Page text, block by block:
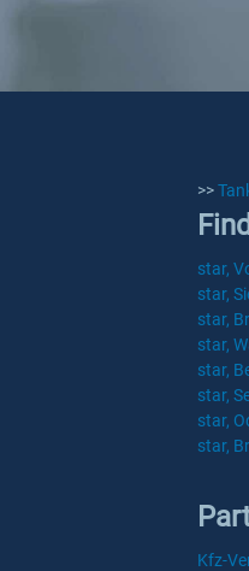
>>
star,
star,
star,
star,
star,
star,
star,
star,
Kfz-